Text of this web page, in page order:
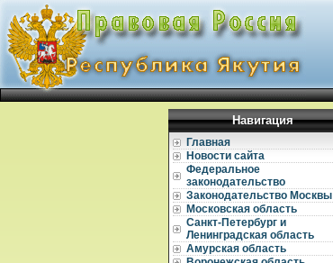
Навигация
Главная
Новости сайта
Федеральное
законодательство
Законодательство Москвы
Московская область
Санкт-Петербург и
Ленинградская область
Амурская область